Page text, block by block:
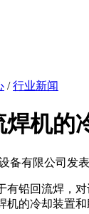
/行业新闻
机的
备有限公司 发
有铅回流焊，
机的冷却装置